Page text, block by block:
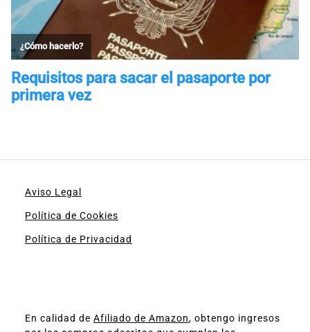
Aviso Legal
Política de Cookies
Política de Privacidad
En calidad de Afiliado de Amazon, obtengo ingresos